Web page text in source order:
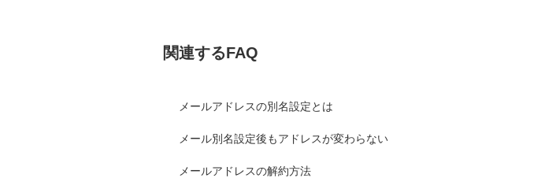
関連するFAQ
メールアドレスの別名設定とは
メール別名設定後もアドレスが変わらない
メールアドレスの解約方法